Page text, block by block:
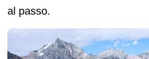
al passo.